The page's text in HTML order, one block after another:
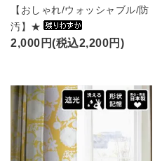
【おしゃれ/ウォッシャブル/防
汚】★
2,000円(税込2,200円)